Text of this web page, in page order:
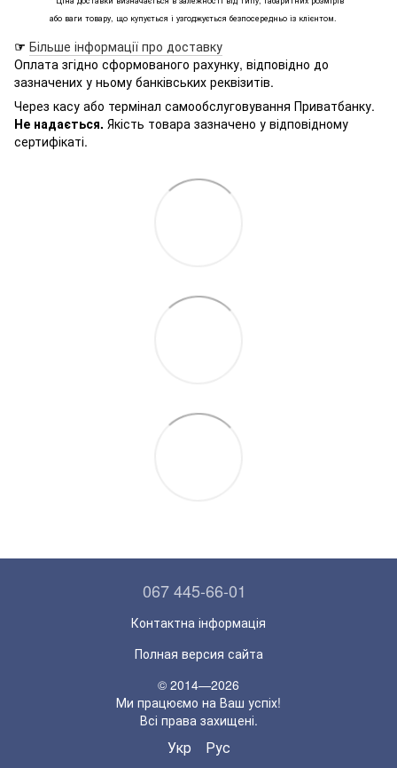
або ваги товару, що купується і узгоджується безпосередньо із клієнтом.
☞ Більше інформації про доставку
Оплата згідно сформованого рахунку, відповідно до
зазначених у ньому банківських реквізитів.
Через касу або термінал самообслуговування Приватбанку.
Не надається. Якість товара зазначено у відповідному
сертифікаті.
067 445-66-01
Контактна інформація
Полная версия сайта
© 2014—2026
Ми працюємо на Ваш успіх!
Всі права захищені.
Укр Рус